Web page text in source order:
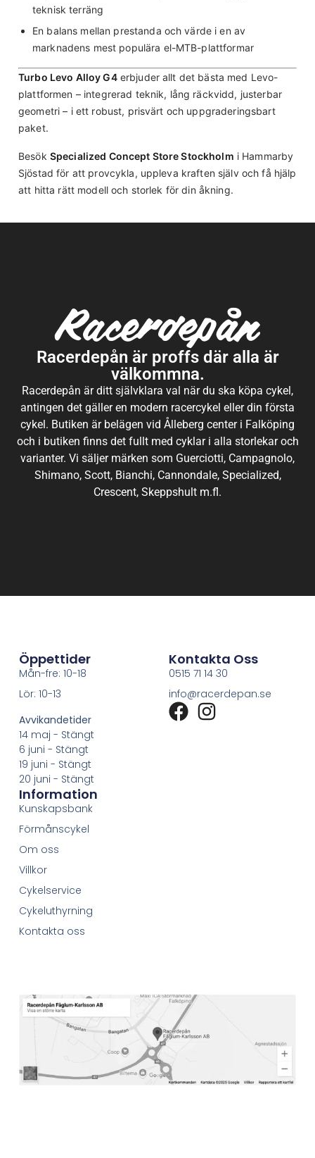
teknisk terräng
En balans mellan prestanda och värde i en av
marknadens mest populära el-MTB-plattformar
Turbo Levo Alloy G4erbjuder allt det bästa med Levo-
plattformen – integrerad teknik, lång räckvidd, justerbar
geometri – i ett robust, prisvärt och uppgraderingsbart
paket.
Besök Specialized Concept Store Stockholm i Hammarby
Sjöstad för att provcykla, uppleva kraften själv och få hjälp
att hitta rätt modell och storlek för din åkning.
Racerdepån är proffs där alla är
välkommna.
Racerdepån är ditt självklara val när du ska köpa cykel,
antingen det gäller en modern racercykel eller din första
cykel. Butiken är belägen vid Ålleberg center i Falköping
och i butiken finns det fullt med cyklar i alla storlekar och
varianter. Vi säljer märken som Guerciotti, Campagnolo,
Shimano, Scott, Bianchi, Cannondale, Specialized,
Crescent, Skeppshult m.fl.
Öppettider
Mån-fre: 10-18
Lör: 10-13
Avvikandetider
14 maj - Stängt
6 juni - Stängt
19 juni - Stängt
20 juni - Stängt
Kontakta Oss
0515 71 14 30
info@racerdepan.se
Information
Kunskapsbank
Förmånscykel
Om oss
Villkor
Cykelservice
Cykeluthyrning
Kontakta oss